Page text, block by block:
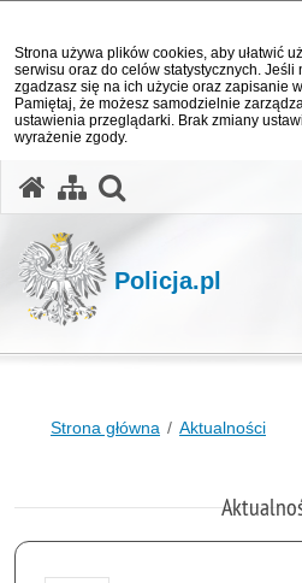
Strona używa plików cookies, aby ułatwić
serwisu oraz do celów statystycznych. Jeśli
zgadzasz się na ich użycie oraz zapisanie
Pamiętaj, że możesz samodzielnie
ustawienia przeglądarki. Brak zmiany
wyrażenie zgody.
Policja.pl
Strona główna Aktualności